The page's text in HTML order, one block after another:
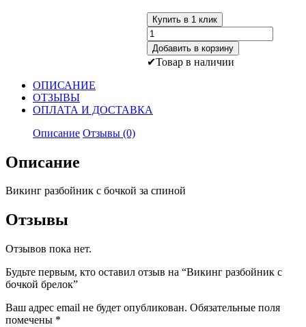
Купить в 1 клик
Количество
товара
Викинг
разбойник
брелок
Добавить в корзину
Товар в наличии
ОПИСАНИЕ
ОТЗЫВЫ
ОПЛАТА И ДОСТАВКА
Описание Отзывы (0)
Описание
Викинг разбойник с бочкой за спиной
Отзывы
Отзывов пока нет.
Будьте первым, кто оставил отзыв на “Викинг разбойник с
бочкой брелок”
Ваш адрес email не будет опубликован. Обязательные поля
помечены *